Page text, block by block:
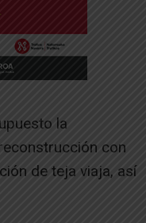
la
con
de teja viaja, así